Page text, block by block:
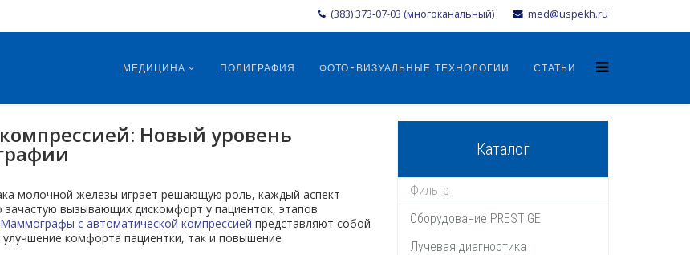
(383) 373-07-03 (многоканальный) med@uspekh.ru
МЕДИЦИНА ПОЛИГРАФИЯ ФОТО-ВИЗУАЛЬНЫЕ ТЕХНОЛОГИИ СТАТЬИ
Новый уровень
молочной железы играет решающую роль, каждый аспект
вызывающих дискомфорт у пациенток, этапов
Маммографы с автоматической компрессией представляют собой
комфорта пациентки, так и повышение
Каталог
Оборудование PRESTIGE
Лучевая диагностика